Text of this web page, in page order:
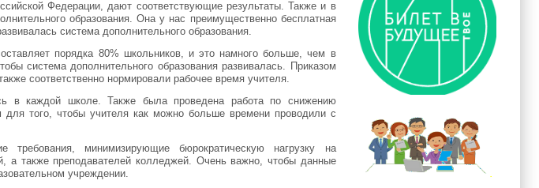
Федерации, дают соответствующие результаты. Также и в
образования. Она у нас преимущественно бесплатная
система дополнительного образования.
порядка 80% школьников, и это намного больше, чем в
система дополнительного образования развивалась. Приказом
соответственно нормировали рабочее время учителя.
в каждой школе. Также была проведена работа по снижению
для того, чтобы учителя как можно больше времени проводили с
минимизирующие бюрократическую нагрузку на
а также преподавателей колледжей. Очень важно, чтобы данные
учреждении.